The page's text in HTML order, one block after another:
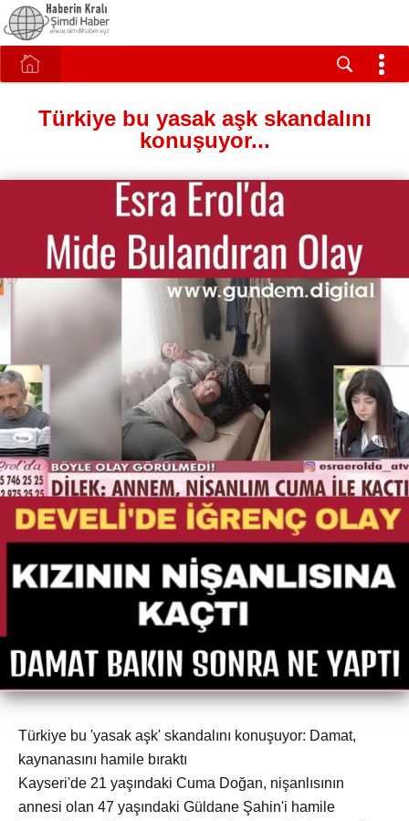
Türkiye bu yasak aşk skandalını
konuşuyor...
Türkiye bu 'yasak aşk' skandalını konuşuyor: Damat,
kaynanasını hamile bıraktı
Kayseri'de 21 yaşındaki Cuma Doğan, nişanlısının
annesi olan 47 yaşındaki Güldane Şahin'i hamile